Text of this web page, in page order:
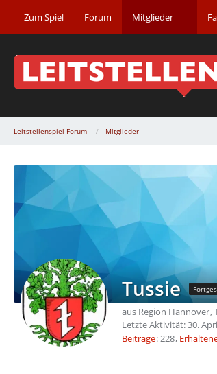
Zum Spiel Forum Mitglieder
Leitstellenspiel-Forum Mitglieder
Tussie
aus Region Hannover
Letzte Aktivität:30.
Beiträge 228